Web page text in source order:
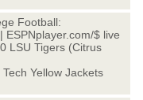
Football:
ESPNplayer.com/$ live
LSU Tigers (Citrus
Yellow Jackets